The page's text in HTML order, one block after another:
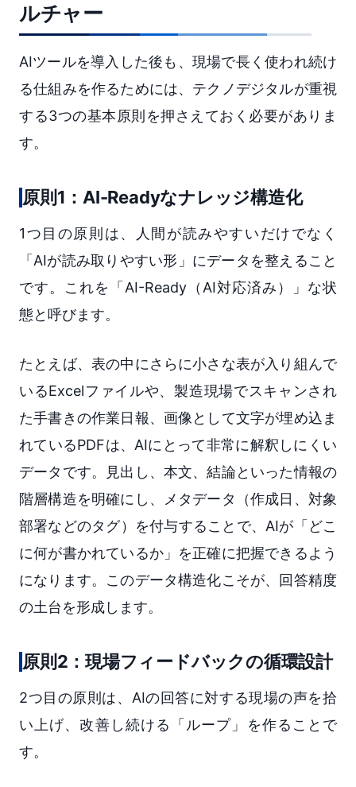
ルチャー
AIツールを導入した後も、現場で長く使われ続け
る仕組みを作るためには、テクノデジタルが重視
する3つの基本原則を押さえておく必要がありま
す。
原則1：AI-Readyなナレッジ構造化
1つ目の原則は、人間が読みやすいだけでなく
「AIが読み取りやすい形」にデータを整えること
です。これを「AI-Ready（AI対応済み）」な状
態と呼びます。
たとえば、表の中にさらに小さな表が入り組んで
いるExcelファイルや、製造現場でスキャンされ
た手書きの作業日報、画像として文字が埋め込ま
れているPDFは、AIにとって非常に解釈しにくい
データです。見出し、本文、結論といった情報の
階層構造を明確にし、メタデータ（作成日、対象
部署などのタグ）を付与することで、AIが「どこ
に何が書かれているか」を正確に把握できるよう
になります。このデータ構造化こそが、回答精度
の土台を形成します。
原則2：現場フィードバックの循環設計
2つ目の原則は、AIの回答に対する現場の声を拾
い上げ、改善し続ける「ループ」を作ることで
す。